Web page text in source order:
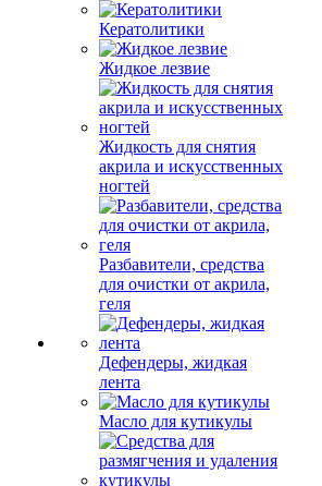
Кератолитики
Жидкое лезвие
Жидкость для снятия
акрила и искусственных
ногтей
Разбавители, средства
для очистки от акрила,
геля
Дефендеры, жидкая
лента
Масло для кутикулы